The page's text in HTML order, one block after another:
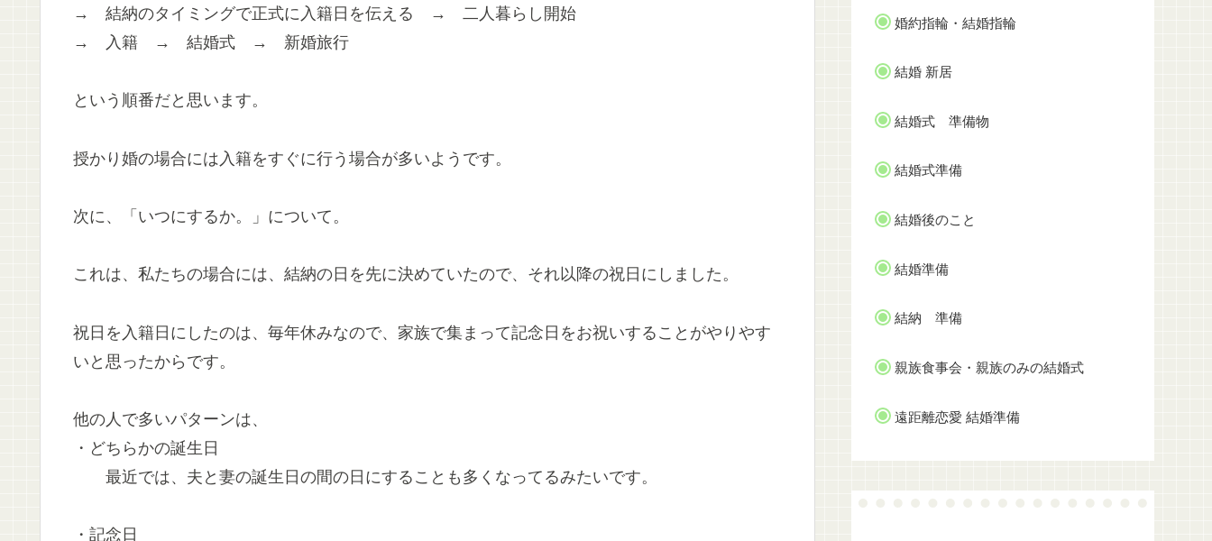
→ 結納のタイミングで正式に入籍日を伝える → 二人暮らし開始
→ 入籍 → 結婚式 → 新婚旅行
という順番だと思います。
授かり婚の場合には入籍をすぐに行う場合が多いようです。
次に、「いつにするか。」について。
これは、私たちの場合には、結納の日を先に決めていたので、それ以降の祝日にしました。
祝日を入籍日にしたのは、毎年休みなので、家族で集まって記念日をお祝いすることがやりやす
いと思ったからです。
他の人で多いパターンは、
・どちらかの誕生日
最近では、夫と妻の誕生日の間の日にすることも多くなってるみたいです。
・記念日
婚約指輪・結婚指輪
結婚 新居
結婚式 準備物
結婚式準備
結婚後のこと
結婚準備
結納 準備
親族食事会・親族のみの結婚式
遠距離恋愛 結婚準備